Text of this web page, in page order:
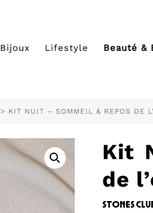
Bijoux Lifestyle Beauté &
> KIT NUIT – SOMMEIL & REPOS DE
Kit
de
stones